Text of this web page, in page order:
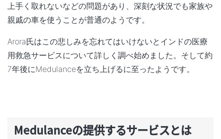
上手く取れないなどの問題があり、 深刻な状況でも家族や
親戚の車を使うことが普通のようです。
Arora氏はこの悲しみを忘れてはいけないとインドの医療
用救急サービスについて詳しく調べ始めました。そして約
7年後にMedulanceを立ち上げるに至ったようです。
Medulanceの提供するサービスとは